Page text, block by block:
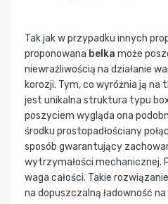
Tak jak w przypadku innych
proponowana belka może
niewrażliwością na działanie
korozji. Tym, co wyróżnia ją na
jest unikalna struktura typu
poszyciem wygląda ona
środku prostopadłościany
sposób gwarantujący
wytrzymałości mechanicznej.
waga całości. Takie
na dopuszczalną ładowność